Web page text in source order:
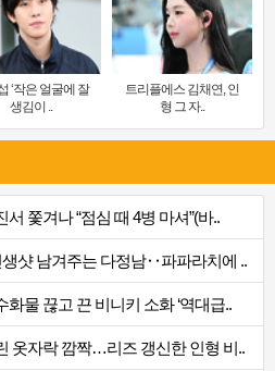
‘작은 얼굴에 잘
생김이 ..
트리플에스 김채연, 인
형 그 자..
쫓겨나 “점심 때 4병 마셔”(바..
샷 남겨주는 다정남‥파파라치에 ..
물 끊고 끈 비니키 소화 ‘역대급..
옷자락 깜짝…리즈 갱신한 인형 비..